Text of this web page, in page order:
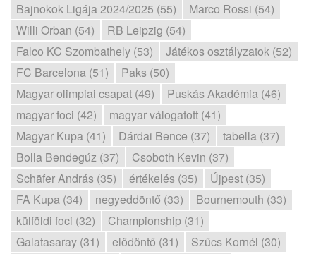
Bajnokok Ligája 2024/2025 (55)
Marco Rossi (54)
Willi Orban (54)
RB Leipzig (54)
Falco KC Szombathely (53)
Játékos osztályzatok (52)
FC Barcelona (51)
Paks (50)
Magyar olimpiai csapat (49)
Puskás Akadémia (46)
magyar foci (42)
magyar válogatott (41)
Magyar Kupa (41)
Dárdai Bence (37)
tabella (37)
Bolla Bendegúz (37)
Csoboth Kevin (37)
Schäfer András (35)
értékelés (35)
Újpest (35)
FA Kupa (34)
negyeddöntő (33)
Bournemouth (33)
külföldi foci (32)
Championship (31)
Galatasaray (31)
elődöntő (31)
Szűcs Kornél (30)